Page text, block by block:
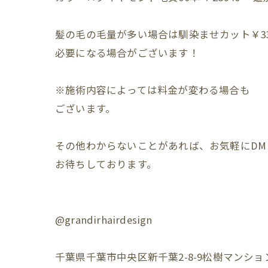
髪の毛の毛量が多い場合は馴染ませカット￥
必要になる場合がございます！⁡
※施術内容によっては料金が変わる場合も⁡
ございます。⁡
その他わからないことがあれば、お気軽にDM⁡
お待ちしております。⁡
@grandirhairdesign⁡
千葉県千葉市中央区新千葉2-8-9松樹マンショ